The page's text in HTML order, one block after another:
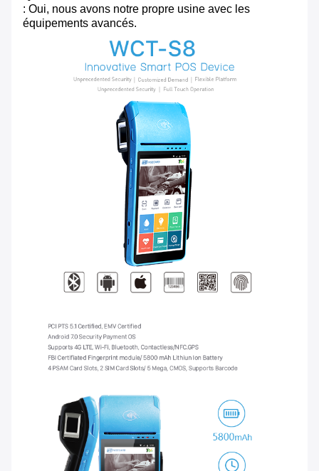
: Oui, nous avons notre propre usine avec les
équipements avancés.